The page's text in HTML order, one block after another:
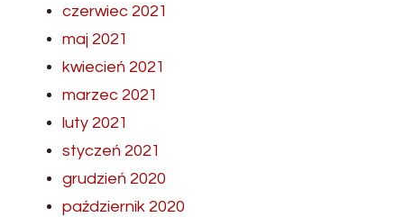
czerwiec 2021
maj 2021
kwiecień 2021
marzec 2021
luty 2021
styczeń 2021
grudzień 2020
październik 2020